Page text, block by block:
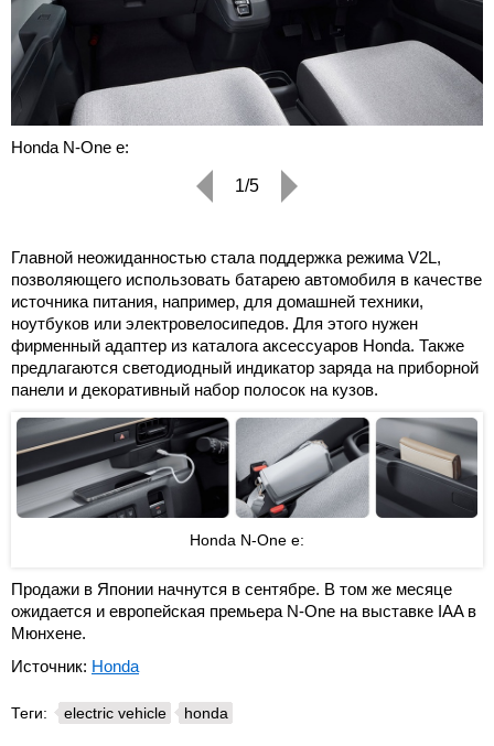
Honda N-One e:
1/5
Главной неожиданностью стала поддержка режима V2L,
позволяющего использовать батарею автомобиля в качестве
источника питания, например, для домашней техники,
ноутбуков или электровелосипедов. Для этого нужен
фирменный адаптер из каталога аксессуаров Honda. Также
предлагаются светодиодный индикатор заряда на приборной
панели и декоративный набор полосок на кузов.
Honda N-One e:
Продажи в Японии начнутся в сентябре. В том же месяце
ожидается и европейская премьера N-One на выставке IAA в
Мюнхене.
Источник: Honda
Теги: electric vehicle honda